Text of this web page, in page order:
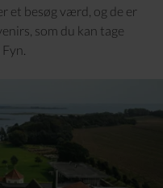
et besøg værd, og de er
som du kan tage